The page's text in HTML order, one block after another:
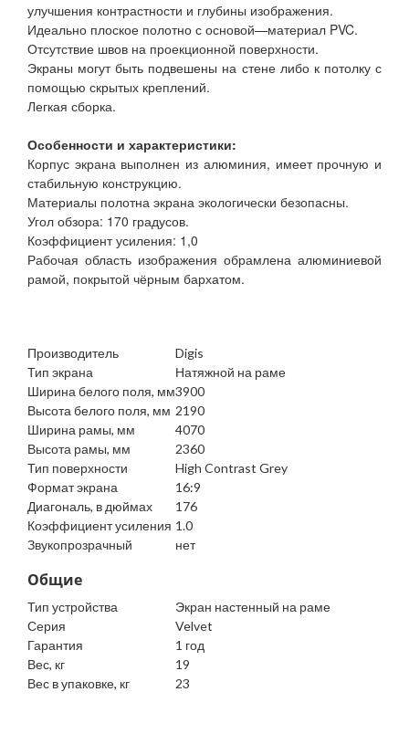
улучшения контрастности и глубины изображения.
Идеально плоское полотно с основой—материал PVC.
Отсутствие швов на проекционной поверхности.
Экраны могут быть подвешены на стене либо к потолку с
помощью скрытых креплений.
Легкая сборка.
Особенности и характеристики:
Корпус экрана выполнен из алюминия, имеет прочную и
стабильную конструкцию.
Материалы полотна экрана экологически безопасны.
Угол обзора: 170 градусов.
Коэффициент усиления: 1,0
Рабочая область изображения обрамлена алюминиевой
рамой, покрытой чёрным бархатом.
Производитель
Digis
Тип экрана
Натяжной на раме
Ширина белого поля, мм3900
Высота белого поля, мм 2190
Ширина рамы, мм
4070
Высота рамы, мм
2360
Тип поверхности
High Contrast Grey
Формат экрана
16:9
Диагональ, в дюймах
176
Коэффициент усиления 1.0
Звукопрозрачный
нет
Общие
Тип устройства
Экран настенный на раме
Серия
Velvet
Гарантия
1 год
Вес, кг
19
Вес в упаковке, кг
23